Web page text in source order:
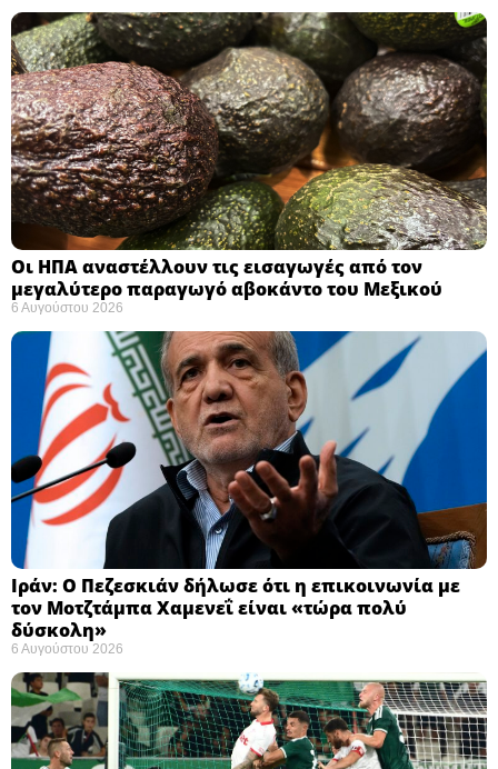
Οι ΗΠΑ αναστέλλουν τις εισαγωγές από τον
μεγαλύτερο παραγωγό αβοκάντο του Μεξικού ​
6 Αυγούστου 2026
Ιράν: Ο Πεζεσκιάν δήλωσε ότι η επικοινωνία με
τον Μοτζτάμπα Χαμενεΐ είναι «τώρα πολύ
δύσκολη» ​
6 Αυγούστου 2026